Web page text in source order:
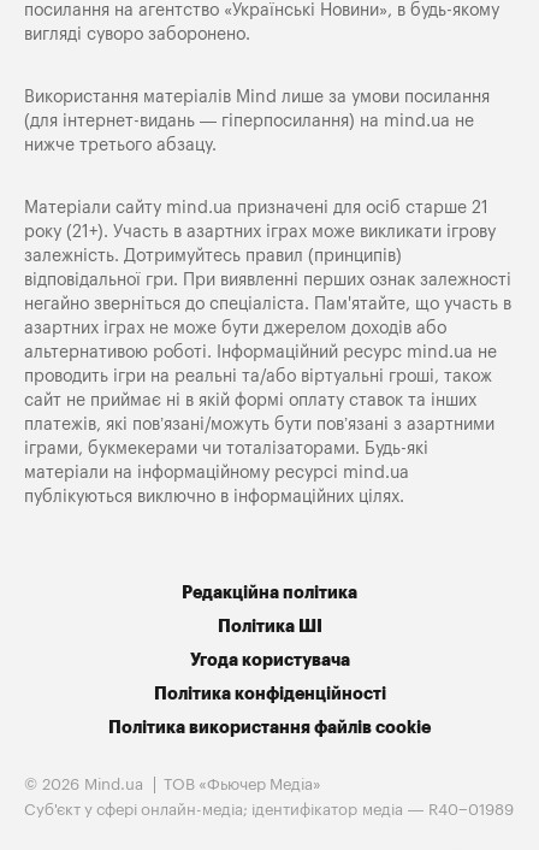
посилання на агентство «Українські Новини», в будь-якому
вигляді суворо заборонено.
Використання матеріалів Mind лише за умови посилання
(для інтернет-видань — гіперпосилання) на mind.ua не
нижче третього абзацу.
Матеріали сайту mind.ua призначені для осіб старше 21
року (21+). Участь в азартних іграх може викликати ігрову
залежність. Дотримуйтесь правил (принципів)
відповідальної гри. При виявленні перших ознак залежності
негайно зверніться до спеціаліста. Пам'ятайте, що участь в
азартних іграх не може бути джерелом доходів або
альтернативою роботі. Інформаційний ресурс mind.ua не
проводить ігри на реальні та/або віртуальні гроші, також
сайт не приймає ні в якій формі оплату ставок та інших
платежів, які пов’язані/можуть бути пов’язані з азартними
іграми, букмекерами чи тоталізаторами. Будь-які
матеріали на інформаційному ресурсі mind.ua
публікуються виключно в інформаційних цілях.
Редакційна політика
Політика ШІ
Угода користувача
Політика конфіденційності
Політика використання файлів cookie
© 2026 Mind.ua
ТОВ «Фьючер Медiа»
Cуб'єкт у сфері онлайн-медіа; ідентифікатор медіа — R40−01989